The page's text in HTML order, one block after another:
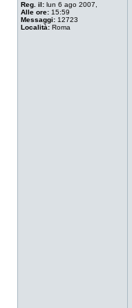
Reg. il: lun 6 ago 2007,
Alle ore: 15:59
Messaggi: 12723
Località: Roma